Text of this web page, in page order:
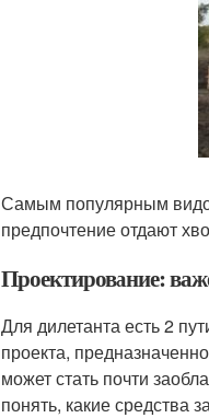
Самым популярным
предпочтение отдают
Проектирование:
Для дилетанта есть 2
проекта,
может стать почти
понять, какие средства